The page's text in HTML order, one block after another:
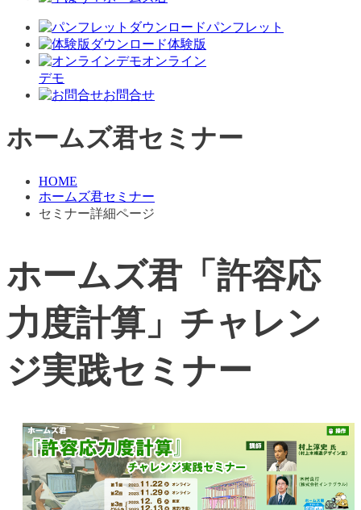
パンフレット
体験版
オンライン
デモ
お問合せ
ホームズ君セミナー
HOME
ホームズ君セミナー
セミナー詳細ページ
ホームズ君「許容応
力度計算」チャレン
ジ実践セミナー